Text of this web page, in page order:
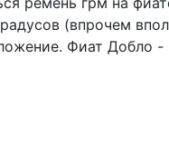
(впрочем
Фиат